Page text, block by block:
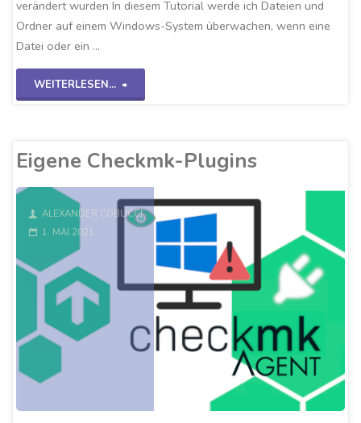
verändert wurden In diesem Tutorial werde ich Dateien und
Ordner auf einem Windows-System überwachen, wenn eine
Datei oder ein …
WEITERLESEN...
"Checkmk-
Eigene Checkmk-Plugins
ALEXANDER COBUCCI
1. MAI 2021